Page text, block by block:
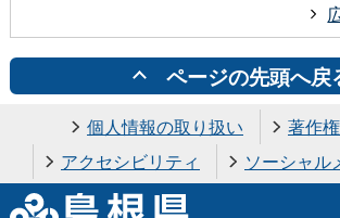
ページの先頭へ戻
個人情報の取り扱い
著作
アクセシビリティ
ソーシャル